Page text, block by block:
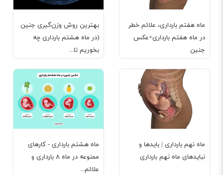
بهترین روش وزن‌گیری جنین
(در ماه هشتم بارداری چه
بخوریم تا...
ماه هفتم بارداری، علائم خطر
در ماه هفتم بارداری+عکس
جنین
ماه هشتم بارداری - کارهای
ممنوعه در ماه ۸ بارداری و
علائم...
ماه نهم بارداری | بایدها و
نبایدهای ماه نهم بارداری